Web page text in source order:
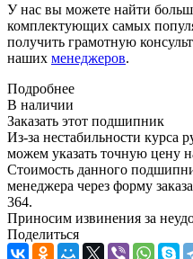
У нас вы можете найти
комплектующих самых
получить грамотную
наших менеджеров.
Подробнее
В наличии
Заказать этот подшипник
Из-за нестабильности курса
можем указать точную цену
Стоимость данного
менеджера через форму
364.
Приносим извинения за
Поделиться